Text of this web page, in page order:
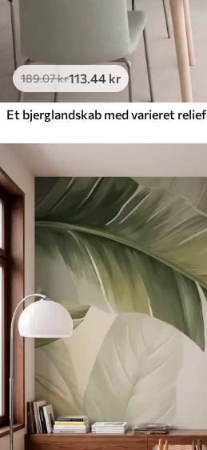
189.07kr113.44 kr
Et bjerglandskab med varieret relief